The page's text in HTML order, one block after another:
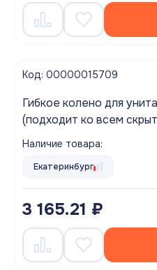
Код: 00000015709
Гибкое колено для
(подходит ко всем
"ALCAPLAST"
Наличие товара:
Екатеринбург
3 165.21 ₽